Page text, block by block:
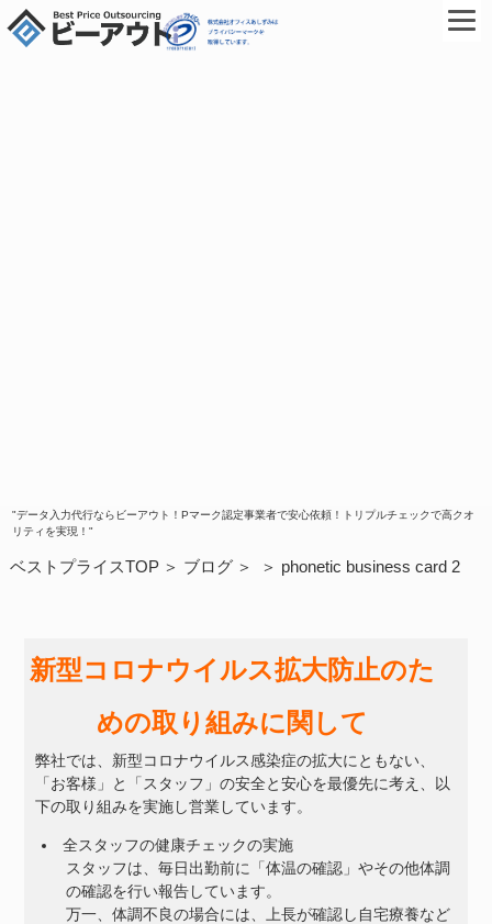
"データ入力代行ならビーアウト！Pマーク認定事業者で安心依頼！トリプルチェックで高クオ
リティを実現！"
ベストプライスTOP ブログ phonetic business card 2
新型コロナウイルス拡大防止のた
めの取り組みに関して
弊社では、新型コロナウイルス感染症の拡大にともない、
「お客様」と「スタッフ」の安全と安心を最優先に考え、以
下の取り組みを実施し営業しています。
全スタッフの健康チェックの実施
スタッフは、毎日出勤前に「体温の確認」やその他体調
の確認を行い報告しています。
万一、体調不良の場合には、上長が確認し自宅療養など